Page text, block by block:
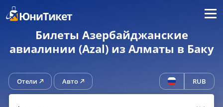
ЮниТикет Меню
Билеты Азербайджанские
авиалинии (Azal) из Алматы в Баку
Отели Авто RUB